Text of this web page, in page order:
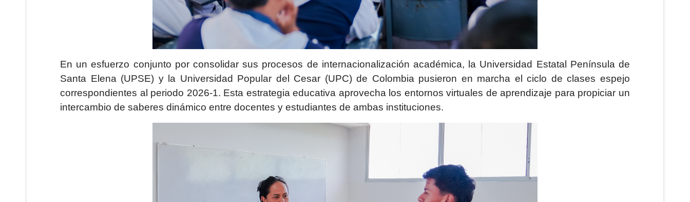
En un esfuerzo conjunto por consolidar sus procesos de internacionalización académica, la Universidad Estatal Península de
Santa Elena (UPSE) y la Universidad Popular del Cesar (UPC) de Colombia pusieron en marcha el ciclo de clases espejo
correspondientes al periodo 2026-1. Esta estrategia educativa aprovecha los entornos virtuales de aprendizaje para propiciar un
intercambio de saberes dinámico entre docentes y estudiantes de ambas instituciones.